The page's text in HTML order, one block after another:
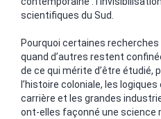
scientifiques du Sud.
Pourquoi certaines
quand d’autres restent
de ce qui mérite d’être étudié,
l’histoire coloniale, les
carrière et les grandes
ont-elles façonné une science